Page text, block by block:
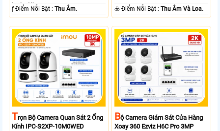
loại + Nhựa.
️ƒ Điểm Nỗi Bật :Thu Âm.
️☣️ Điểm Nỗi Bật :Thu Âm Và Loa.
TRọn Bộ Camera Quan Sát 2 Ống
Kính IPC-S2XP-10M0WED
BỘ Camera Giám Sát Cửa Hàng
Xoay 360 Ezviz H6C Pro 3MP